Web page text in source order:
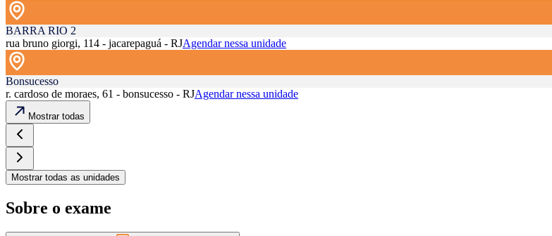
BARRA RIO 2
rua bruno giorgi, 114 - jacarepaguá - RJAgendar nessa unidade
Bonsucesso
r. cardoso de moraes, 61 - bonsucesso - RJAgendar nessa unidade
Mostrar todas
Mostrar todas as unidades
Sobre o exame